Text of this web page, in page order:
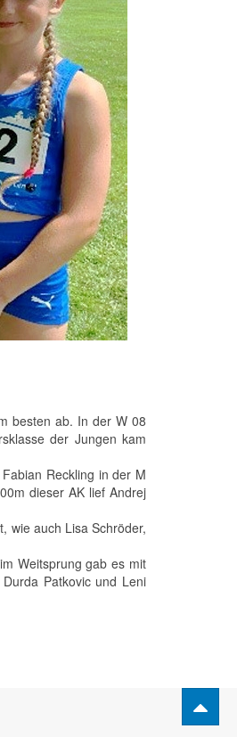
besten ab. In der W 08
der Jungen kam
Reckling in der M
dieser AK lief Andrej
wie auch Lisa Schröder,
Weitsprung gab es mit
Patkovic und Leni